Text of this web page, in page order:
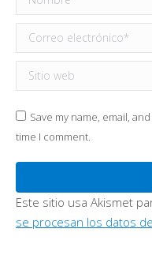
Correo electrónico *
Sitio web
Save my name, email,
time I comment.
Este sitio usa Akismet
se procesan los datos